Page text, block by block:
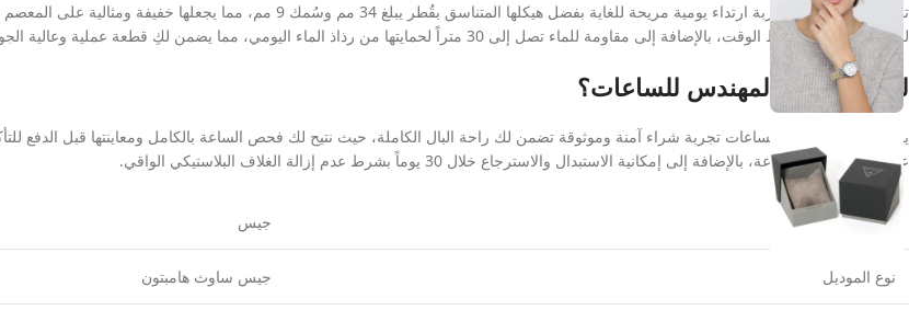
تمنحك هذه الساعة تجربة ارتداء يومية مريحة للغاية بفضل هيكلها المتناسق
لك دقة فائقة في ضبط الوقت، بالإضافة إلى مقاومة للماء تصل إلى 30 متراً لحمايتها من رذاذ الماء اليومي، مما يضمن لكِ قطعة عملية وعالية الجودة تدوم طويلاً.
لماذا تثق في المهندس للساعات؟
يقدم متجر المهندس للساعات تجربة شراء آمنة وموثوقة تضمن لك راحة البال الكاملة، حيث نتيح لك فحص الساعة بالكامل ومعاينتها قبل الدفع
عامين ضد عيوب الصناعة، بالإضافة إلى إمكانية الاستبدال والاسترجاع خلال 30 يوماً بشرط عدم إزالة الغلاف البلاستيكي الواقي.
الماركة جيس
نوع الموديل جيس ساوث هامبتون